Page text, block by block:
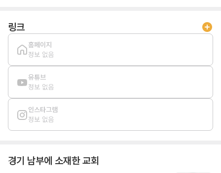
링크
홈페이지
정보 없음
유튜브
정보 없음
인스타그램
정보 없음
경기 남부에 소재한 교회